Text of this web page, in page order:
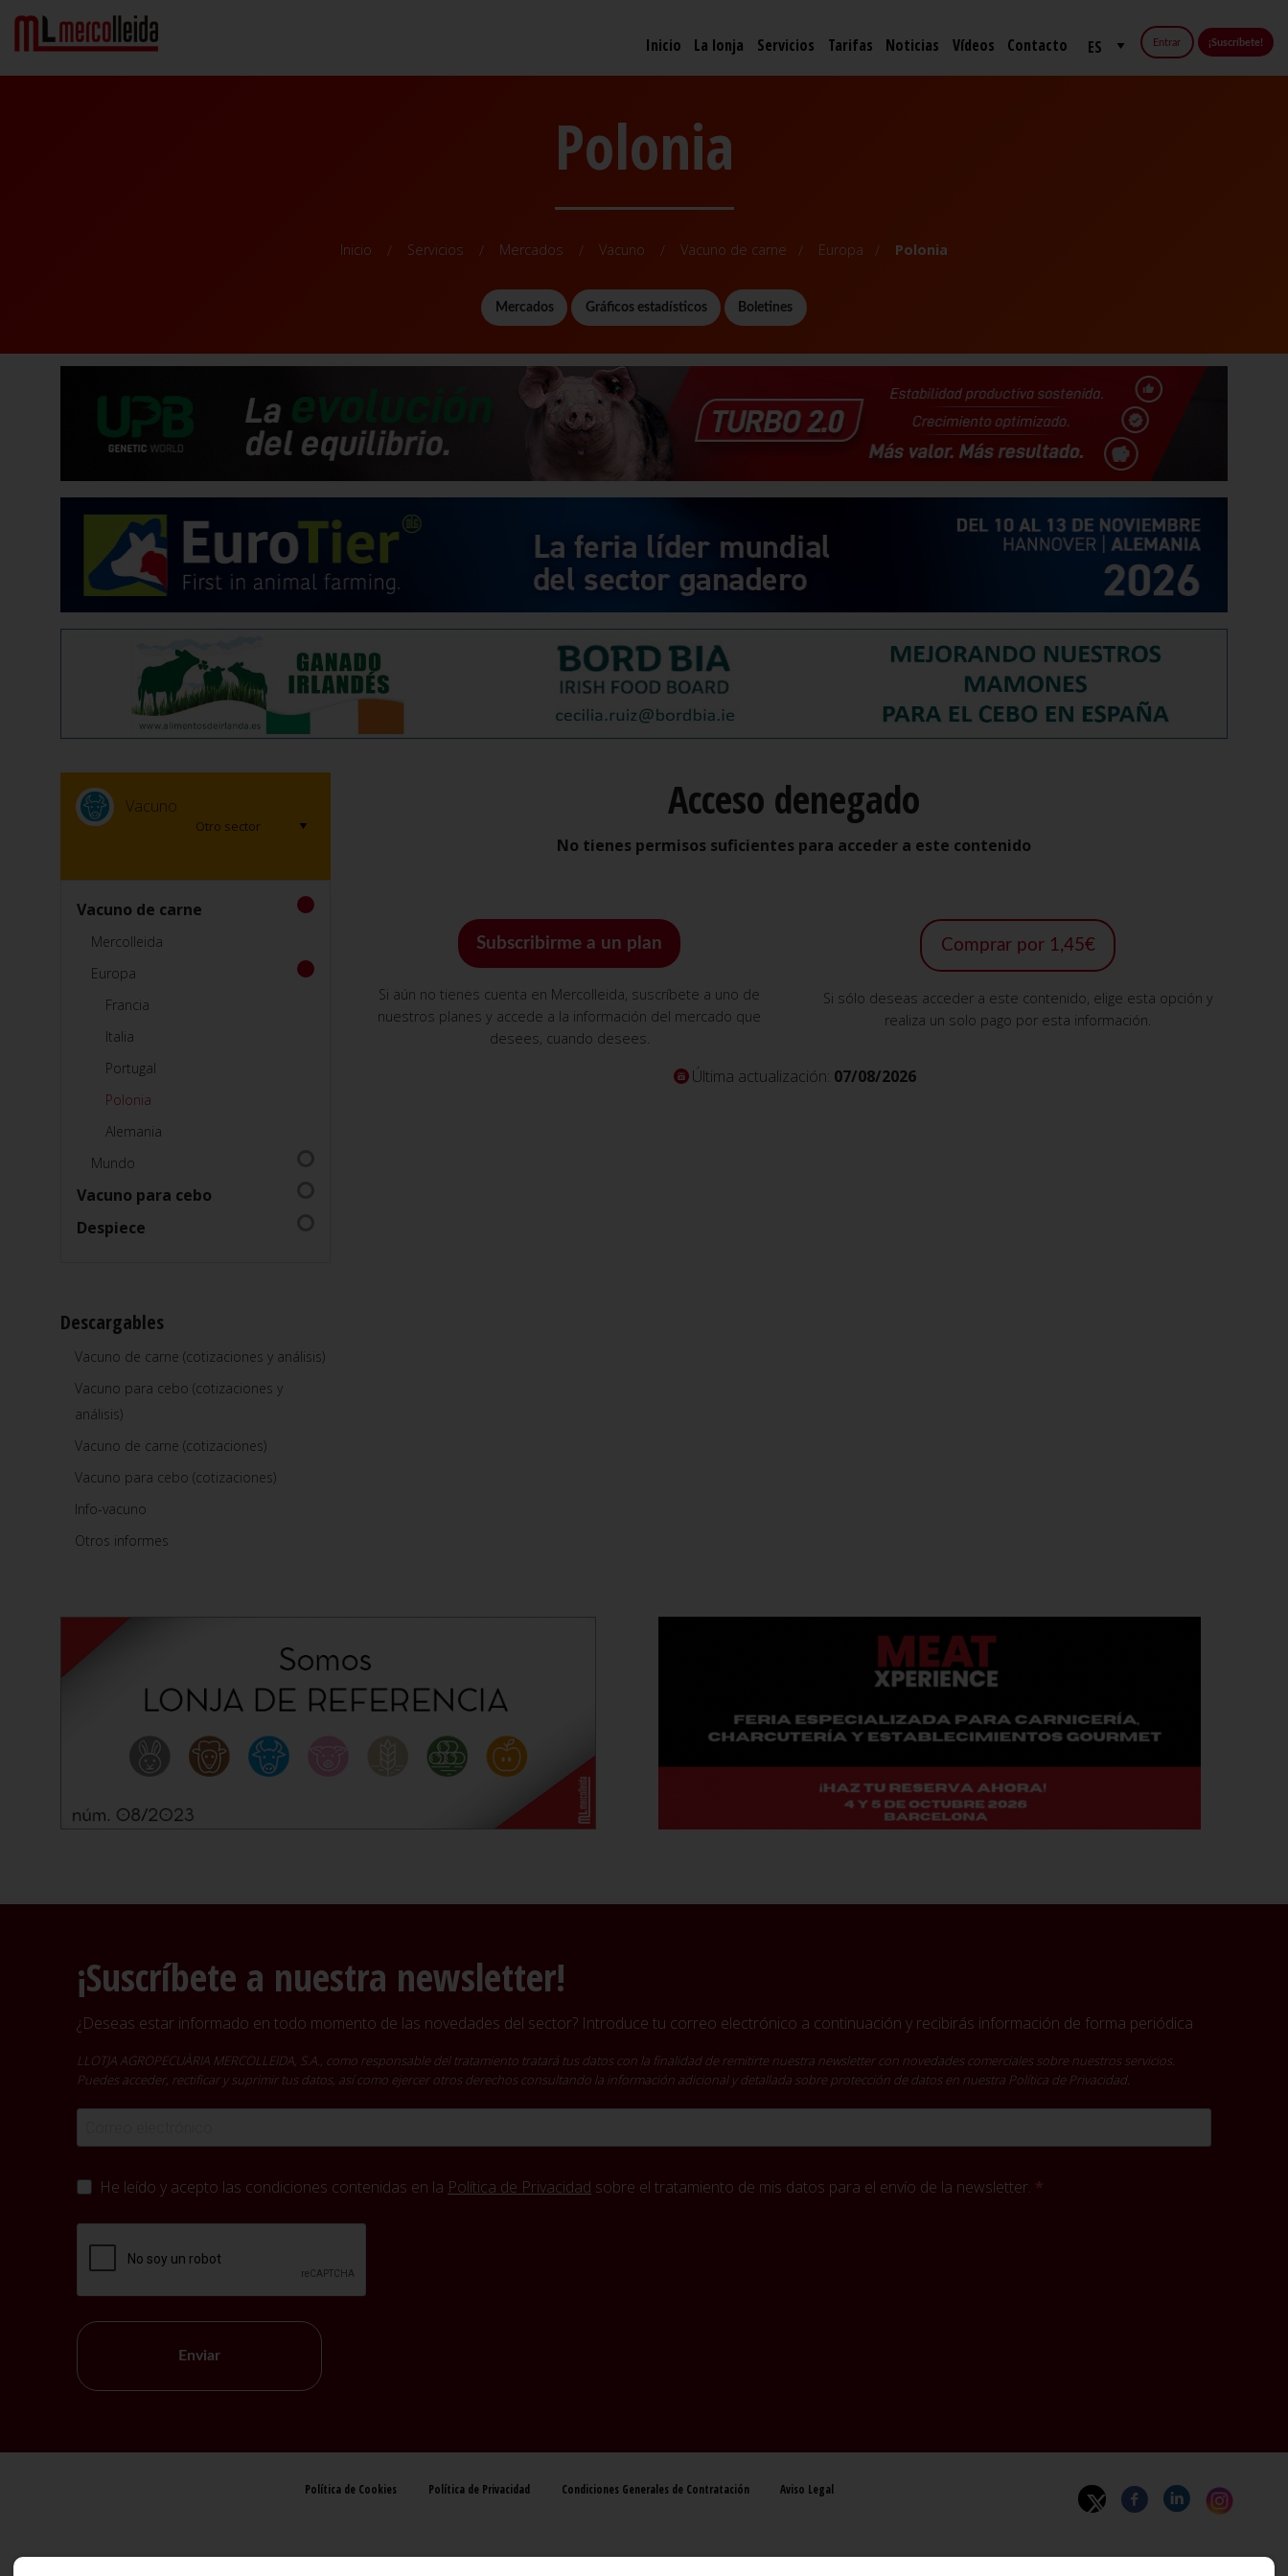
Entrar ¡Suscríbete!
Inicio La lonja Servicios Tarifas Noticias Vídeos Contacto
Polonia
Inicio Servicios Mercados Vacuno Vacuno de carne Europa Polonia
Mercados Gráficos estadísticos Boletines
Vacuno
Vacuno de carne
Mercolleida
Europa
Francia
Italia
Portugal
Polonia
Alemania
Mundo
Vacuno para cebo
Despiece
Descargables
Vacuno de carne (cotizaciones y análisis)
Vacuno para cebo (cotizaciones y
análisis)
Vacuno de carne (cotizaciones)
Vacuno para cebo (cotizaciones)
Info-vacuno
Otros informes
Acceso denegado
No tienes permisos suficientes para acceder a este contenido
Subscribirme a un plan
Si aún no tienes cuenta en Mercolleida, suscríbete a uno de
nuestros planes y accede a la información del mercado que
desees, cuando desees.
Comprar por 1,45€
Si sólo deseas acceder a este contenido, elige esta opción y
realiza un solo pago por esta información.
Última actualización: 07/08/2026
¡Suscríbete a nuestra newsletter!
¿Deseas estar informado en todo momento de las novedades del sector? Introduce tu correo electrónico a continuación y recibirás información de forma periódica
LLOTJA AGROPECUÀRIA MERCOLLEIDA, S.A., como responsable del tratamiento tratará tus datos con la finalidad de remitirte nuestra newsletter con novedades comerciales sobre nuestros servicios.
Puedes acceder, rectificar y suprimir tus datos, así como ejercer otros derechos consultando la información adicional y detallada sobre protección de datos en nuestra Política de Privacidad.
He leído y acepto las condiciones contenidas en la Política de Privacidad sobre el tratamiento de mis datos para el envío de la newsletter.
Enviar
Política de Cookies Política de Privacidad Condiciones Generales de Contratación Aviso Legal